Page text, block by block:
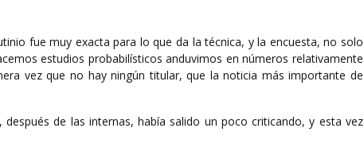
fue muy exacta para lo que da la técnica, y la encuesta, no solo
estudios probabilísticos anduvimos en números relativamente
vez que no hay ningún titular, que la noticia más importante de
después de las internas, había salido un poco criticando, y esta vez